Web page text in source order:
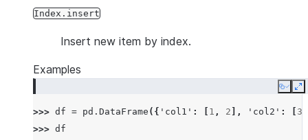
Index.insert
Insert new item by index.
Examples
Copy
>>> df = pd . DataFrame ({ 'col1' : 1 , 2 ], 'col2' : 3
>>> df